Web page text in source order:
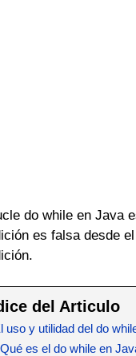
do while en Java
es falsa desde
del Articulo
uso y utilidad del do
es el do while en